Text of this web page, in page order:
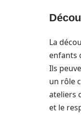
La
enfants
Ils
un rôle
ateliers
et le